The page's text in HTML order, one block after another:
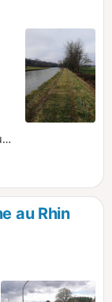
au Rhin